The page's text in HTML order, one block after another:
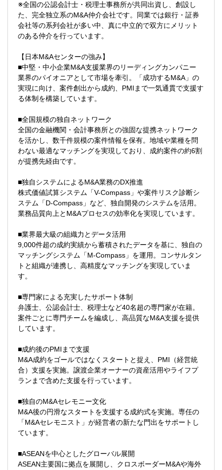
【求める人物像】
■誠実かつ最後まで諦めずに業務遂行できる
方
対応力のある方
■机上の理論を構築するより現場でのコミュ
ニケーションや業務に興味がある方
■将来、CEO/COO/CFOを目指している方
＜ディスクローズのサポート＞
■対象会社の従業員へのヒアリング
■対象会社従業員向け、取引先向けのディス
イス
＜コンサルティング領域＞
■各種領域のコンサルティングサービス（事
業計画策定、営業戦略策定など）
＜労務領域＞
■企業結合の局面における労使協定整備への
助言
■賃金体系や人事評価制度、内部規程の整備
【業務スタイル】
日本M&Aセンターがコンサルティングを行
っている企業からPMIニーズのある企業が
マネージャーが提案を行い、案件の受託を
行います。1案件につき2～3名のコンサルタ
ントがアサインされ、常時3～4件程度のプ
案件は全国に跨るため月に数回程度、宿泊
を伴う出張が発生します（※常駐では有りま
せん）。
ーズに応じて延長され長い案件になると１
年半程度担当いただくことになります。
【入社後のサポート】
ップアップ研修、月次研修、年次研修、教
育費補助と階層別研修など、組織力強化の
ための教育制度に力を入れています。
ョンも積極的に用意しております。
※全国の公認会計士・税理士事務所が共同出資し、創設し
た、完全独立系のM&A仲介会社です。同業では銀行・証券
会社等の系列会社が多い中、真に中立的で双方にメリット
のある仲介を行っています。
【日本M&Aセンターの強み】
■中堅・中小企業M&A支援業界のリーディングカンパニー
業界のパイオニアとして市場を牽引。「成功するM&A」の
実現に向け、案件創出から成約、PMIまで一気通貫で支援す
る体制を構築しています。
■全国規模の独自ネットワーク
全国の金融機関・会計事務所との強固な提携ネットワーク
を活かし、数千件規模の案件情報を保有。地域や業種を問
わない最適なマッチングを実現しており、成約案件の約6割
が提携先経由です。
■独自システムによるM&A業務のDX推進
株式価値試算システム「V-Compass」や案件リスク診断シ
ステム「D-Compass」など、独自開発のシステムを活用。
業務品質向上とM&Aプロセスの効率化を実現しています。
■業界最大級の組織力とデータ活用
9,000件超の成約実績から蓄積されたデータを基に、独自の
マッチングシステム「M-Compass」を運用。コンサルタン
トと組織が連携し、高精度なマッチングを実現していま
す。
■専門家による充実したサポート体制
弁護士、公認会計士、税理士など40名超の専門家が在籍。
案件ごとに専門チームを編成し、高品質なM&A支援を提供
しています。
■成約後のPMIまで支援
M&A成約をゴールではなくスタートと捉え、PMI（経営統
合）支援を実施。譲渡企業オーナーの資産活用やライフプ
ランまで含めた支援を行っています。
■独自のM&Aセレモニー文化
M&A後の円滑なスタートを支援する成約式を実施。専任の
「M&Aセレモニスト」が経営者の新たな門出をサポートし
ています。
■ASEANを中心としたグローバル展開
ASEAN主要国に拠点を展開し、クロスボーダーM&Aや海外